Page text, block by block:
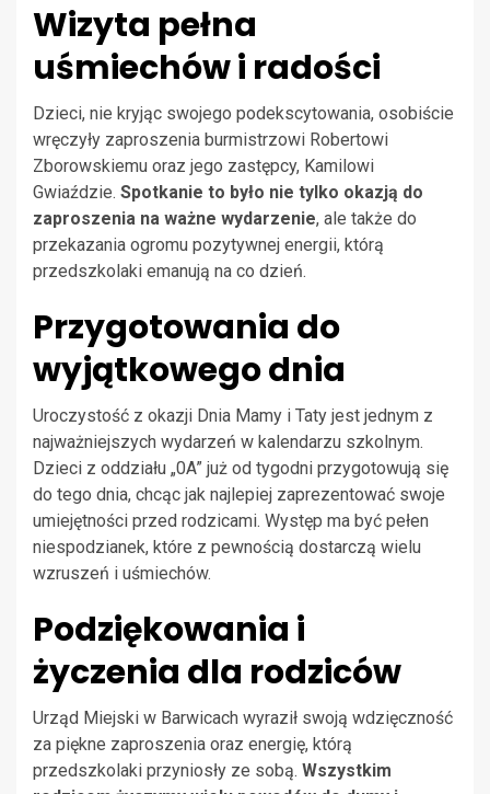
Wizyta pełna
uśmiechów i radości
Dzieci, nie kryjąc swojego podekscytowania, osobiście
wręczyły zaproszenia burmistrzowi Robertowi
Zborowskiemu oraz jego zastępcy, Kamilowi
Gwiaździe. Spotkanie to było nie tylko okazją do
zaproszenia na ważne wydarzenie, ale także do
przekazania ogromu pozytywnej energii, którą
przedszkolaki emanują na co dzień.
Przygotowania do
wyjątkowego dnia
Uroczystość z okazji Dnia Mamy i Taty jest jednym z
najważniejszych wydarzeń w kalendarzu szkolnym.
Dzieci z oddziału „0A” już od tygodni przygotowują się
do tego dnia, chcąc jak najlepiej zaprezentować swoje
umiejętności przed rodzicami. Występ ma być pełen
niespodzianek, które z pewnością dostarczą wielu
wzruszeń i uśmiechów.
Podziękowania i
życzenia dla rodziców
Urząd Miejski w Barwicach wyraził swoją wdzięczność
za piękne zaproszenia oraz energię, którą
przedszkolaki przyniosły ze sobą. Wszystkim